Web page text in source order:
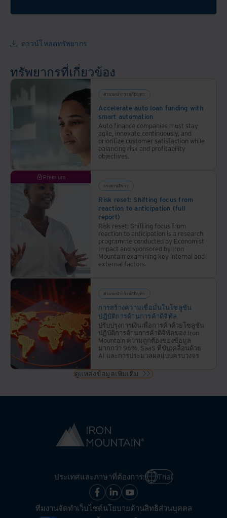
ดาวน์โหลดทรัพยากร
ทรัพยากรที่เกี่ยวข้อง
คำแนะนำการแก้ปัญหา
Accelerate auto loan funding with
smart automation
Auto finance companies must stay
agile, innovate continuously, and
prioritize customer satisfaction while
balancing risk and profitability
objectives.
Premium
กระดาษสีขาว
Risk reset: Shifting focus from
reaction to anticipation (full
report)
Risk reset: Shifting focus from
reaction to anticipation is a research
programme conducted by Economist
Impact and sponsored by Iron
Mountain examining key internal and
external factors.
คำแนะนำการแก้ปัญหา
การสร้างความเชื่อมั่นในโซลูชัน
ปฏิบัติการด้านการค้าดิจิทัล
ปรับปรุงการเงินเพื่อการค้าด้วยโซลูชัน
ปฏิบัติการด้านการค้าดิจิทัลของ Iron
Mountain ความถูกต้องของข้อมูล
มากกว่า 96%, SaaS ที่ขับเคลื่อนด้วย
AI และการประมวลผลแบบครบวงจร
ดูแหล่งข้อมูลเพิ่มเติม
ประเทศและภาษาที่ต้องการ: Thai
ทีมงานจัดทำเว็บไซต์นโยบายด้านสิทธิส่วนบุคคล